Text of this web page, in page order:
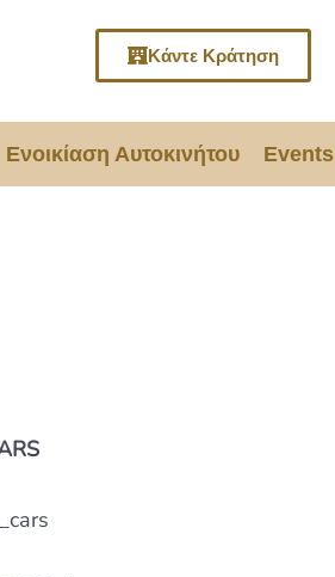
Κάντε Κράτηση
Ενοικίαση Αυτοκινήτου Events